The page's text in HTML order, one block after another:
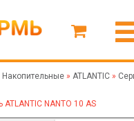
Накопительные » ATLANTIC »
NANTO 10 AS